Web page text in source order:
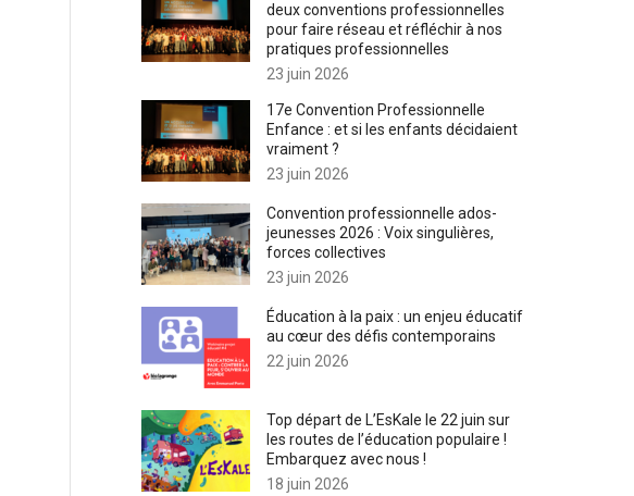
deux conventions professionnelles
pour faire réseau et réfléchir à nos
pratiques professionnelles
23 juin 2026
17e Convention Professionnelle
Enfance : et si les enfants décidaient
vraiment ?
23 juin 2026
Convention professionnelle ados-
jeunesses 2026 : Voix singulières,
forces collectives
23 juin 2026
Éducation à la paix : un enjeu éducatif
au cœur des défis contemporains
22 juin 2026
Top départ de L’EsKale le 22 juin sur
les routes de l’éducation populaire !
Embarquez avec nous !
18 juin 2026